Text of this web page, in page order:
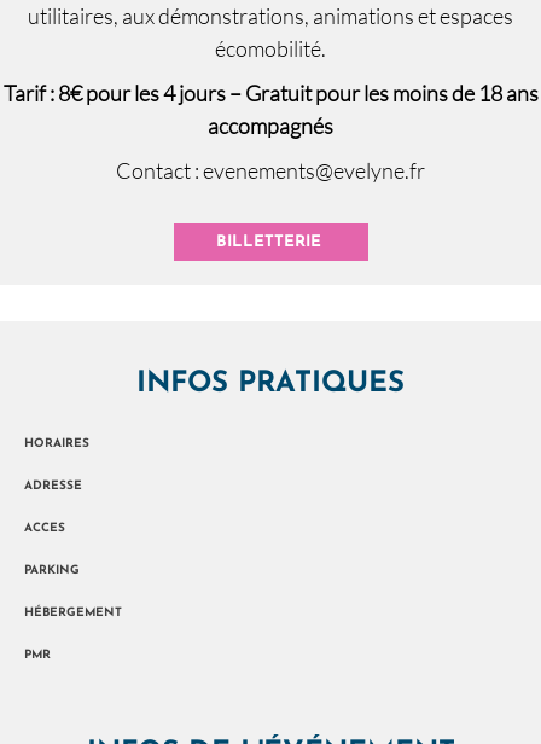
utilitaires, aux démonstrations, animations et espaces
écomobilité.
Tarif : 8€ pour les 4 jours – Gratuit pour les moins de 18 ans
accompagnés
Contact : evenements@evelyne.fr
BILLETTERIE
INFOS PRATIQUES
HORAIRES
ADRESSE
ACCES
PARKING
HÉBERGEMENT
PMR